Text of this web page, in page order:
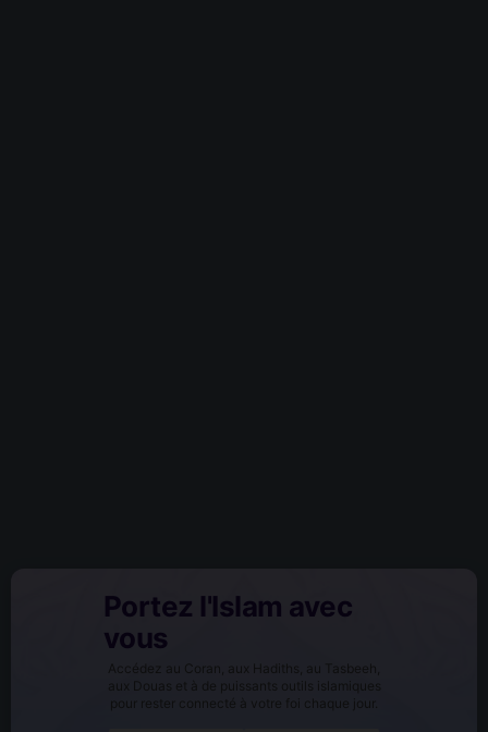
Portez l'Islam avec
vous
Accédez au Coran, aux Hadiths, au Tasbeeh,
aux Douas et à de puissants outils islamiques
pour rester connecté à votre foi chaque jour.